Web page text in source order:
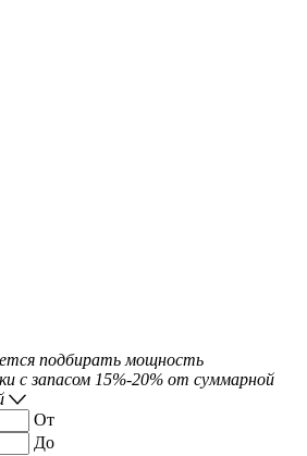
подбирать мощность
с запасом 15%-20% от суммарной
От
До